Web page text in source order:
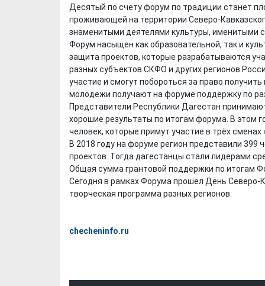
Десятый по счету форум по традиции станет
проживающей на территории Северо-
знаменитыми деятелями культуры, именитыми
Форум насыщен как образовательной, так и
защита проектов, которые разрабатываются
разных субъектов СКФО и других регионов
участие и смогут побороться за право
молодежи получают на форуме поддержку по
Представители Республики Дагестан
хорошие результаты по итогам форума. В этом
человек, которые примут участие в трёх сменах
В 2018 году на форуме регион представили 399
проектов. Тогда дагестанцы стали лидерами
Общая сумма грантовой поддержки по итогам
Сегодня в рамках Форума прошел День Северо-
творческая программа разных регионов.
checheninfo.ru